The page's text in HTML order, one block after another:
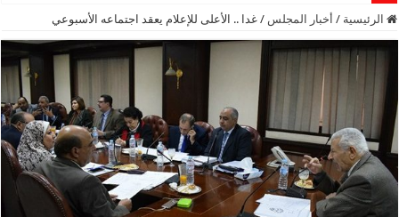
الرئيسية / أخبار المجلس / غدا .. الأعلى للإعلام يعقد اجتماعه الأسبوعي